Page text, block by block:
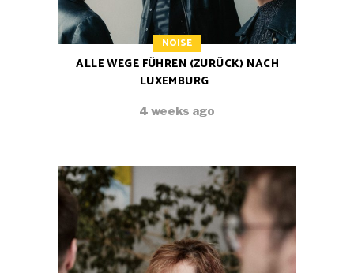
NOISE
ALLE WEGE FÜHREN (ZURÜCK) NACH
LUXEMBURG
4 weeks ago